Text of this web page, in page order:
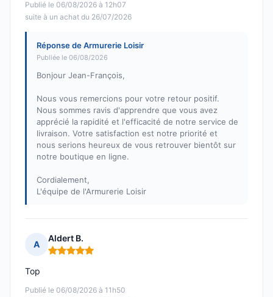
Publié le 06/08/2026 à 12h07
suite à un achat du 26/07/2026
Réponse de Armurerie Loisir
Publiée le 06/08/2026
Bonjour Jean-François,
Nous vous remercions pour votre retour positif.
Nous sommes ravis d'apprendre que vous avez
apprécié la rapidité et l'efficacité de notre service de
livraison. Votre satisfaction est notre priorité et
nous serions heureux de vous retrouver bientôt sur
notre boutique en ligne.
Cordialement,
L'équipe de l'Armurerie Loisir
A
Aldert B.
Note : 5 sur 5
Publié le 06/08/2026 à 11h50
Top